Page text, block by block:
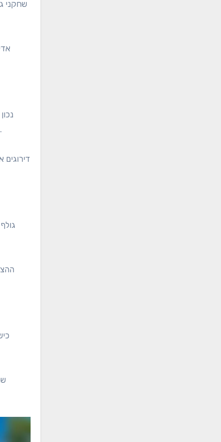
שחקני
בעולם. גאגנזיט בולר ואדיטי אשוק מחזיקים גם בדירוגים מכובדים, מה שמשקף את הביצועים העקביים שלהם בטורנירים שונים.